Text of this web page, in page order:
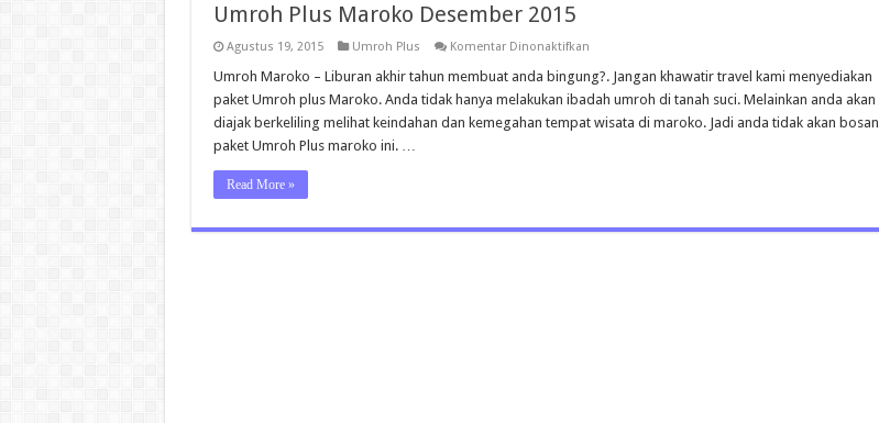
Umroh Plus Maroko Desember 2015
Agustus 19, 2015 Umroh Plus Komentar Dinonaktifkanpada
Plus
Maroko
Desember
2015
Umroh Maroko – Liburan akhir tahun membuat anda bingung?. Jangan khawatir travel kami menyediakan
paket Umroh plus Maroko. Anda tidak hanya melakukan ibadah umroh di tanah suci. Melainkan anda akan
diajak berkeliling melihat keindahan dan kemegahan tempat wisata di maroko. Jadi anda tidak akan bosan
paket Umroh Plus maroko ini. …
Read More »